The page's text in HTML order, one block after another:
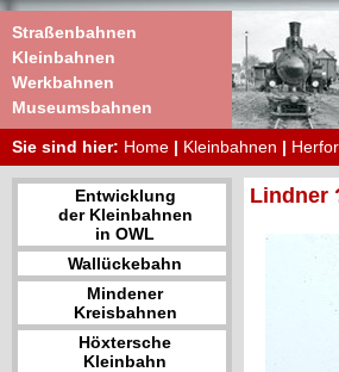
Straßenbahnen
Kleinbahnen
Werkbahnen
Museumsbahnen
Sie sind hier: Home | Kleinbahnen |
Entwicklung
der Kleinbahnen
in OWL
Wallückebahn
Mindener
Kreisbahnen
Höxtersche
Kleinbahn
Lindner